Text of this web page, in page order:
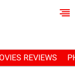
REVIEWS